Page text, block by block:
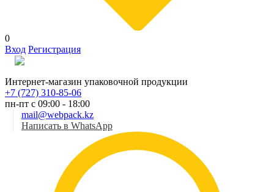
0
Вход Регистрация
Интернет-магазин упаковочной продукции
+7 (727) 310-85-06
пн-пт с 09:00 - 18:00
mail@webpack.kz
Написать в WhatsApp